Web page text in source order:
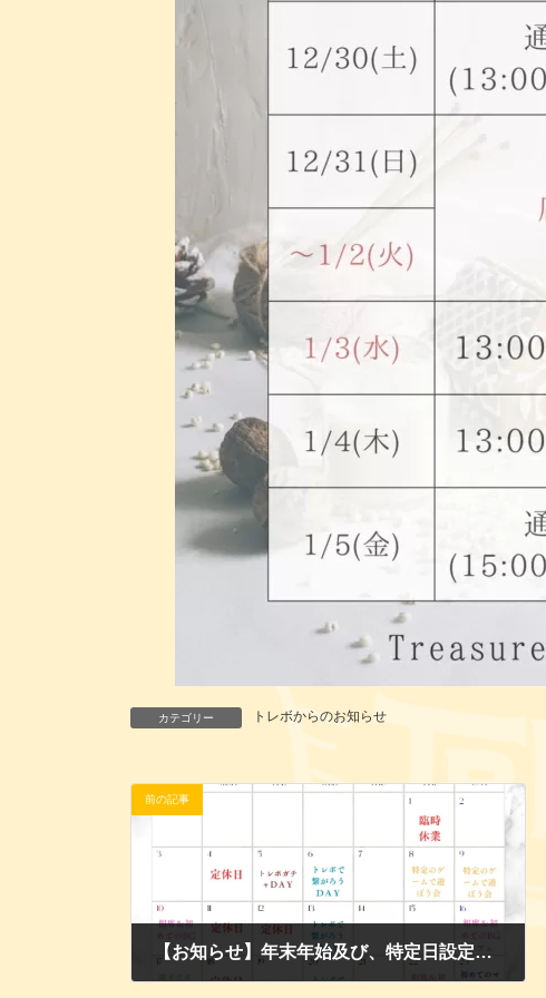
カテゴリー トレボからのお知らせ
前の記事
【お知らせ】年末年始及び、特定日設定のお知らせ